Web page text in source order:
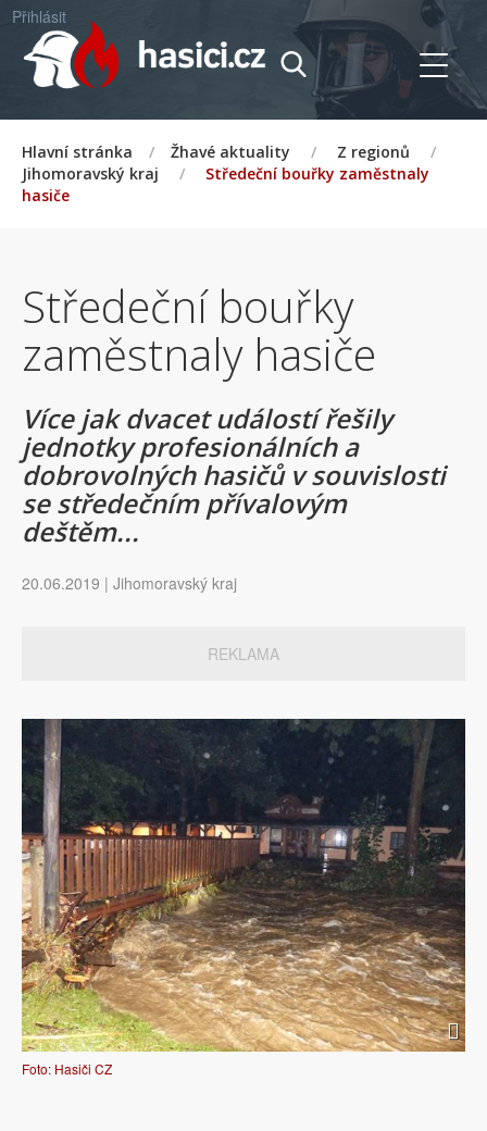
Přihlásit
Hlavní stránka / Žhavé aktuality / Z regionů
/
Jihomoravský kraj
/
Středeční bouřky zaměstnaly
hasiče
Středeční bouřky
zaměstnaly hasiče
Více jak dvacet událostí řešily
jednotky profesionálních a
dobrovolných hasičů v souvislosti
se středečním přívalovým
deštěm...
20.06.2019 | Jihomoravský kraj
REKLAMA
Foto: Hasiči CZ